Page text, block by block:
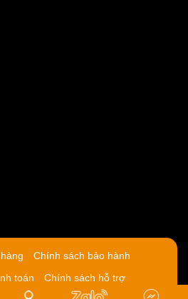
Chính sách bảo hành
toán
Chính sách hỗ trợ
- Nhạc cụ chất lượng cao.Designed by